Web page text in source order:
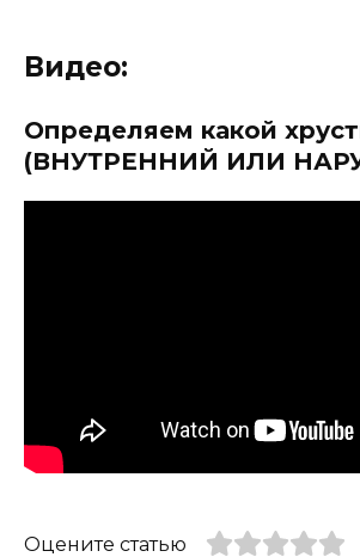
Видео:
Определяем какой
(ВНУТРЕННИЙ ИЛИ
Оцените статью